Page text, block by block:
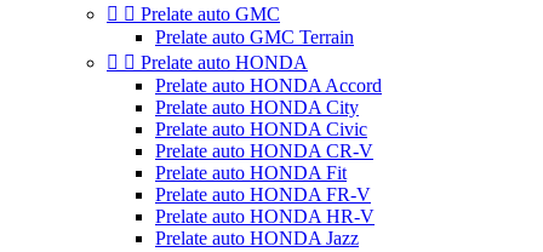
  Prelate auto GMC
Prelate auto GMC Terrain
  Prelate auto HONDA
Prelate auto HONDA Accord
Prelate auto HONDA City
Prelate auto HONDA Civic
Prelate auto HONDA CR-V
Prelate auto HONDA Fit
Prelate auto HONDA FR-V
Prelate auto HONDA HR-V
Prelate auto HONDA Jazz